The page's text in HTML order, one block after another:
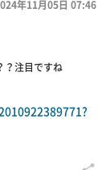
年11月05日 07:46
？注目ですね